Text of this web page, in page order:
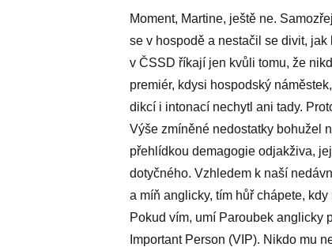
Moment, Martine, ještě ne.
se v hospodě a nestačil se divit,
v ČSSD říkají jen kvůli tomu, že
premiér, kdysi hospodský
dikcí i intonací nechytl ani tady.
Výše zmíněné nedostatky bohužel
přehlídkou demagogie odjakživa,
dotyčného. Vzhledem k naší
a míň anglicky, tím hůř chápete,
Pokud vím, umí Paroubek anglicky
Important Person (VIP). Nikdo mu